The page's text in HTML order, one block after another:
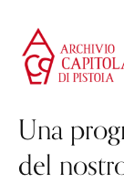
Una
del